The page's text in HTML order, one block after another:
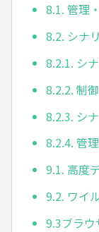
8.1. 管理
8.2. シナ
8.2.1. シ
8.2.2. 制
8.2.3. シ
8.2.4. 管
9.1. 高度
9.2. ワイ
9.3ブラ